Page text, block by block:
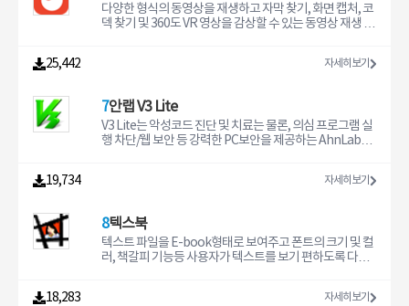
다양한 형식의 동영상을 재생하고 자막 찾기, 화면 캡처, 코
덱 찾기 및 360도 VR 영상을 감상할 수 있는 동영상 재생 프
25,442
자세히보기
7안랩 V3 Lite
V3 Lite는 악성코드 진단 및 치료는 물론, 의심 프로그램 실
행 차단/웹 보안 등 강력한 PC보안을 제공하는 AhnLab의
19,734
자세히보기
8텍스북
텍스트 파일을 E-book형태로 보여주고 폰트의 크기 및 컬
러, 책갈피 기능등 사용자가 텍스트를 보기 편하도록 다양
18,283
자세히보기